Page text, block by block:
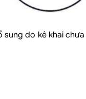
do kê khai